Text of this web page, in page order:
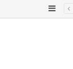
إضافة